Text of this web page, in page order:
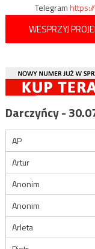
Telegram
WESPRZYJ
Darczyńcy -
AP
Artur
Anonim
Anonim
Arleta